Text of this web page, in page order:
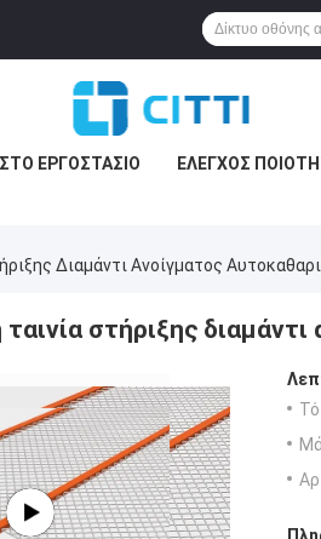
ΣΤΟ ΕΡΓΟΣΤΆΣΙΟ ΈΛΕΓΧΟΣ
Διαμάντι Ανοίγματος
ταινία στήριξης